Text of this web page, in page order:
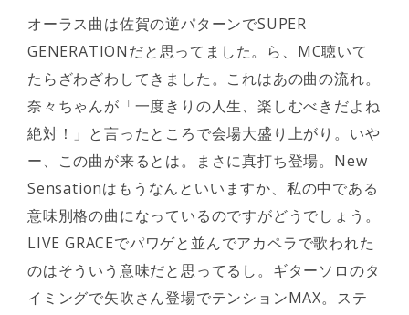
オーラス曲は佐賀の逆パターンでSUPER
GENERATIONだと思ってました。ら、MC聴いて
たらざわざわしてきました。これはあの曲の流れ。
奈々ちゃんが「一度きりの人生、楽しむべきだよね
絶対！」と言ったところで会場大盛り上がり。いや
ー、この曲が来るとは。まさに真打ち登場。New
Sensationはもうなんといいますか、私の中である
意味別格の曲になっているのですがどうでしょう。
LIVE GRACEでパワゲと並んでアカペラで歌われた
のはそういう意味だと思ってるし。ギターソロのタ
イミングで矢吹さん登場でテンションMAX。ステ